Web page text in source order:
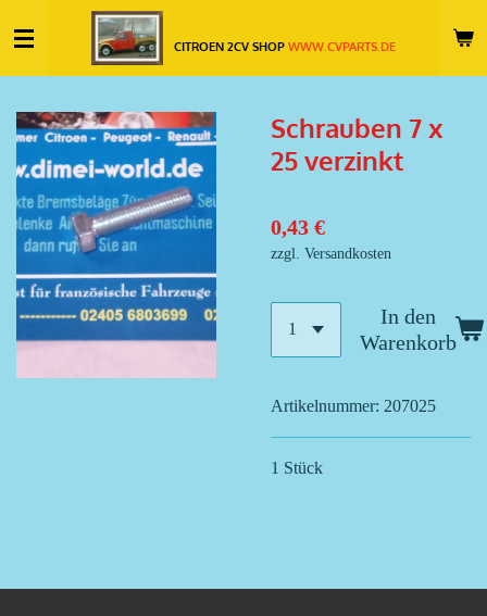
Hauptinhalt
springen
CITROEN 2CV SHOPWWW.CVPARTS.DE
Schrauben 7 x
25 verzinkt
0,43 €
zzgl. Versandkosten
In den
Warenkorb
Artikelnummer: 207025
1 Stück